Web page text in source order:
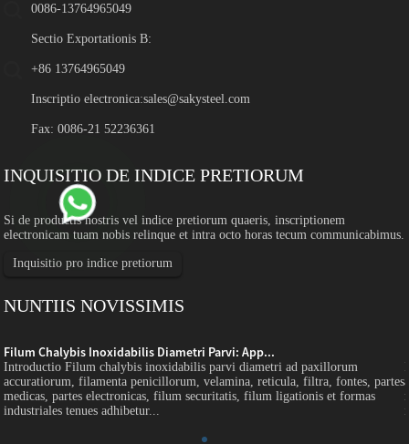
0086-13764965049
Sectio Exportationis B:
+86 13764965049
Inscriptio electronica:sales@sakysteel.com
Fax: 0086-21 52236361
INQUISITIO DE INDICE PRETIORUM
Si de productis nostris vel indice pretiorum quaeris, inscriptionem
electronicam tuam nobis relinque et intra octo horas tecum communicabimus.
Inquisitio pro indice pretiorum
NUNTIIS NOVISSIMIS
Filum Chalybis Inoxidabilis Diametri Parvi: App...
Introductio Filum chalybis inoxidabilis parvi diametri ad paxillorum
accuratiorum, filamenta penicillorum, velamina, reticula, filtra, fontes, partes
medicas, partes electronicas, filum securitatis, filum ligationis et formas
industriales tenues adhibetur...